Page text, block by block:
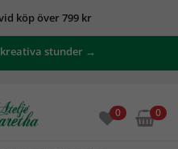
köp över 799 kr
stunder →
0 0